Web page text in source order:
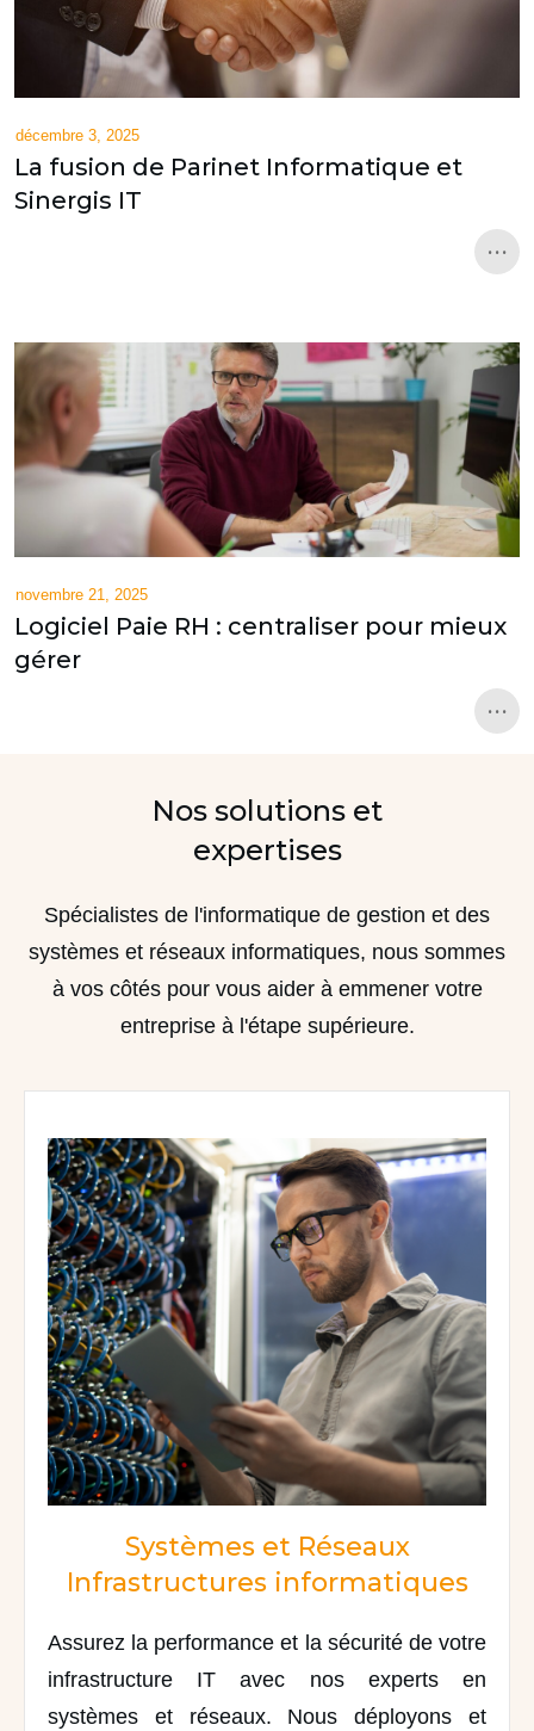
décembre 3, 2025
La fusion de Parinet Informatique et
Sinergis IT
...
novembre 21, 2025
Logiciel Paie RH : centraliser pour mieux
gérer
...
Nos solutions et
expertises
Spécialistes de l'informatique de gestion et des
systèmes et réseaux informatiques, nous sommes
à vos côtés pour vous aider à emmener votre
entreprise à l'étape supérieure.
Systèmes et Réseaux
Infrastructures informatiques
Assurez la performance et la sécurité de votre
infrastructure IT avec nos experts en
systèmes et réseaux. Nous déployons et